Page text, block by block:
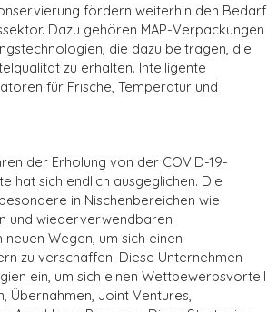
fördern weiterhin den Bedarf
Dazu gehören MAP-Verpackungen
die dazu beitragen, die
zu erhalten. Intelligente
für Frische, Temperatur und
der Erholung von der COVID-19-
hat sich endlich ausgeglichen. Die
in Nischenbereichen wie
und wiederverwendbaren
Wegen, um sich einen
zu verschaffen. Diese Unternehmen
ein, um sich einen Wettbewerbsvorteil
Übernahmen, Joint Ventures,